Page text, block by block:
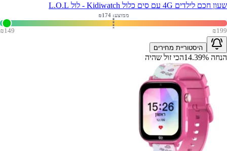
שעון חכם לילדים 4G עם סים כלול Kidiwatch - לול L.O.L
₪149 ₪199
ממוצע: ₪174
היסטוריית מחירים
הנחה 14.39% הכי זול שהיה